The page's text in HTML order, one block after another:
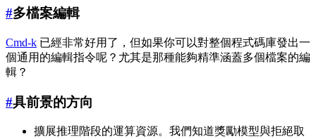
#多檔案編輯
Cmd-k 已經非常好用了，但如果你可以對整個程式碼庫發出一
個通用的編輯指令呢？尤其是那種能夠精準涵蓋多個檔案的編
輯？
#具前景的方向
擴展推理階段的運算資源。我們知道獎勵模型與拒絕取